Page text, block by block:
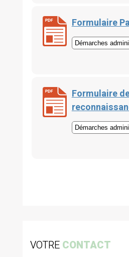
Formulaire
Démarches
Formulaire
Démarches
VOTRE CONTACT